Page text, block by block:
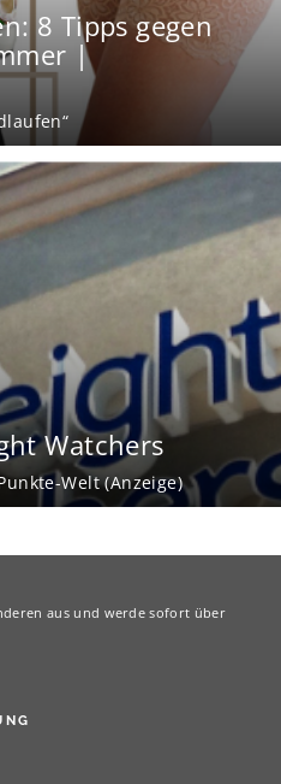
8 Tipps gegen
|
Watchers
Welt (Anzeige)
aus und werde sofort über